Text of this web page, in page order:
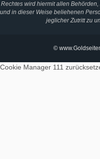
Rechtes wird hiermit allen
und in dieser Weise beliehenen
jeglicher Zutritt zu
©
Cookie Manager 111